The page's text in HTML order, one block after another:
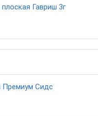
Гавриш 3г
Сидс